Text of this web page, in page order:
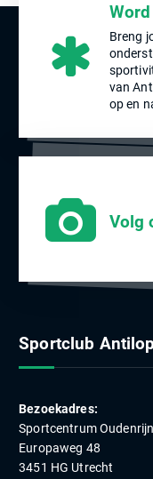
Breng
van
op en
Volg
Sportclub
Bezoekadres:
Sportcentrum Oudenrijn
Europaweg 48
3451 HG Utrecht